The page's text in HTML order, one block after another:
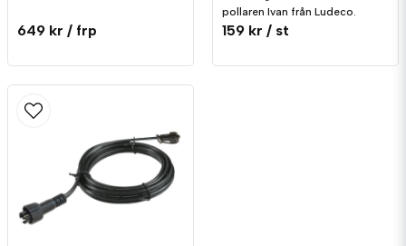
649 kr / frp
pollaren Ivan från Ludeco.
159 kr / st